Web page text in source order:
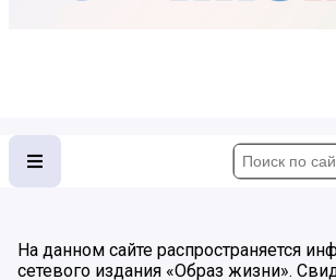
На данном сайте распространяется
сетевого издания «Образ жизни».